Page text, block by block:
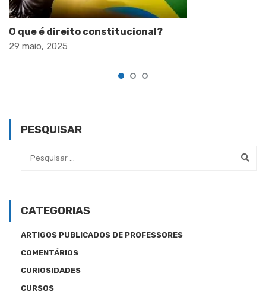
O que é direito constitucional?
29 maio, 2025
PESQUISAR
CATEGORIAS
ARTIGOS PUBLICADOS DE PROFESSORES
COMENTÁRIOS
CURIOSIDADES
CURSOS